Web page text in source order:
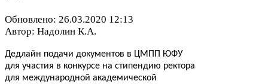
Обновлено: 26.03.2020 12:13
Автор: Надолин К.А.
Дедлайн подачи документов в ЦМПП ЮФУ
для участия в конкурсе на стипендию ректора
для международной академической